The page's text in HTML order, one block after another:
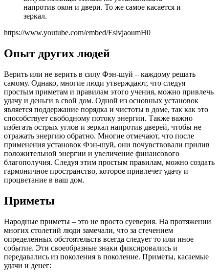
напротив окон и двери. То же самое касается и
зеркал.
https://www.youtube.com/embed/EsivjaoumH0
Опыт других людей
Верить или не верить в силу Фэн-шуй – каждому решать
самому. Однако, многие люди утверждают, что следуя
простым приметам и правилам этого учения, можно привлечь
удачу и деньги в свой дом. Одной из основных установок
является поддержание порядка и чистоты в доме, так как это
способствует свободному потоку энергии. Также важно
избегать острых углов и зеркал напротив дверей, чтобы не
отражать энергию обратно. Многие отмечают, что после
применения установок Фэн-шуй, они почувствовали прилив
положительной энергии и увеличение финансового
благополучия. Следуя этим простым правилам, можно создать
гармоничное пространство, которое привлечет удачу и
процветание в ваш дом.
Приметы
Народные приметы – это не просто суеверия. На протяжении
многих столетий люди замечали, что за стечением
определенных обстоятельств всегда следует то или иное
событие. Эти своеобразные знаки фиксировались и
передавались из поколения в поколение. Приметы, касаемые
удачи и денег: